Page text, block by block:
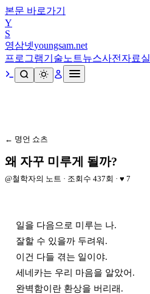
본문 바로가기
Y
S
영삼넷youngsam.net
프로그램기술노트뉴스사전 자료실
← 명언 쇼츠
왜 자꾸 미루게 될까?
@철학자의 노트 · 조회수 437회 · ♥ 7
일을 다음으로 미루는 나.
잘할 수 있을까 두려워.
이건 다들 겪는 일이야.
세네카는 우리 마음을 알았어.
완벽함이란 환상을 버리래.